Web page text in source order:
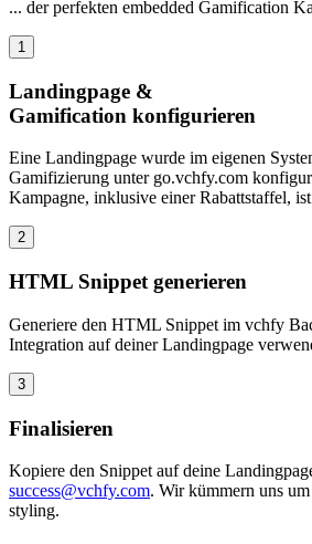
... der perfekten embedded Gamification
1
Landingpage &
Gamification konfigurieren
Eine Landingpage wurde im eigenen
Gamifizierung unter go.vchfy.com
Kampagne, inklusive einer Rabattstaffel, ist
2
HTML Snippet generieren
Generiere den HTML Snippet im vchfy
Integration auf deiner Landingpage
3
Finalisieren
Kopiere den Snippet auf deine
success@vchfy.com. Wir kümmern uns
styling.